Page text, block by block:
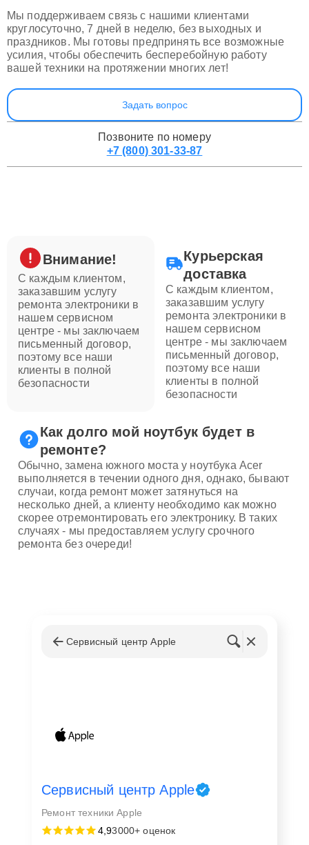
Мы поддерживаем связь с нашими клиентами
круглосуточно, 7 дней в неделю, без выходных и
праздников. Мы готовы предпринять все возможные
усилия, чтобы обеспечить бесперебойную работу
вашей техники на протяжении многих лет!
Задать вопрос
Позвоните по номеру
+7 (800) 301-33-87
Внимание!
С каждым клиентом,
заказавшим услугу
ремонта электроники в
нашем сервисном
центре - мы заключаем
письменный договор,
поэтому все наши
клиенты в полной
безопасности
Курьерская
доставка
С каждым клиентом,
заказавшим услугу
ремонта электроники в
нашем сервисном
центре - мы заключаем
письменный договор,
поэтому все наши
клиенты в полной
безопасности
Как долго мой ноутбук будет в
ремонте?
Обычно, замена южного моста у ноутбука Acer
выполняется в течении одного дня, однако, бывают
случаи, когда ремонт может затянуться на
несколько дней, а клиенту необходимо как можно
скорее отремонтировать его электронику. В таких
случаях - мы предоставляем услугу срочного
ремонта без очереди!
Сервисный центр Apple
Сервисный центр Apple
Ремонт техники Apple
4,93000+ оценок